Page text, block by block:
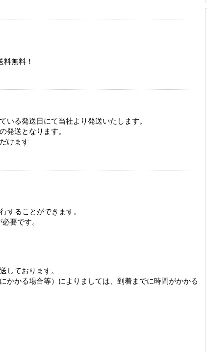
無料！
る発送日にて当社より発送いたします。
発送となります。
けます
することができます。
要です。
しております。
かかる場合等）によりましては、到着までに時間がかかる